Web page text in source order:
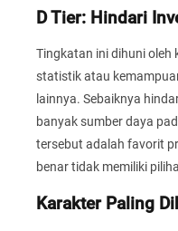
D Tier: Hindari
Tingkatan ini dihuni oleh
statistik atau
lainnya. Sebaiknya
banyak sumber daya
tersebut adalah favorit
benar tidak memiliki
Karakter Paling